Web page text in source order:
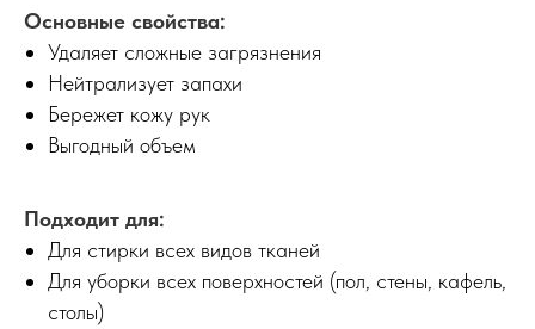
Основные свойства:
Удаляет сложные загрязнения
Нейтрализует запахи
Бережет кожу рук
Выгодный объем
Подходит для:
Для стирки всех видов тканей
Для уборки всех поверхностей (пол, стены, кафель,
столы)